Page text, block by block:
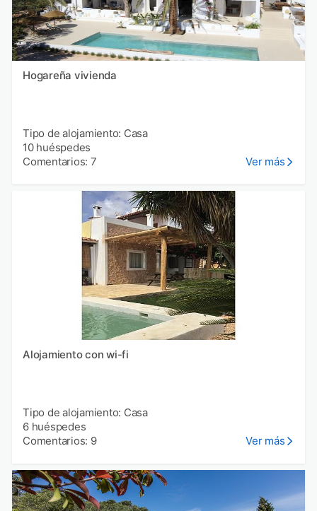
Hogareña vivienda
Tipo de alojamiento: Casa
10 huéspedes
Comentarios: 7
Ver más
Alojamiento con wi-fi
Tipo de alojamiento: Casa
6 huéspedes
Comentarios: 9
Ver más